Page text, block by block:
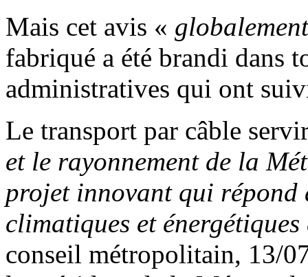
Mais cet avis «
fabriqué a été brandi dans
administratives qui ont
Le transport par câble
et le rayonnement de la
projet innovant qui répond
climatiques et
conseil métropolitain, 13/